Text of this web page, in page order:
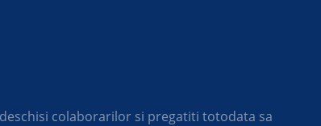
colaborarilor si pregatiti totodata sa